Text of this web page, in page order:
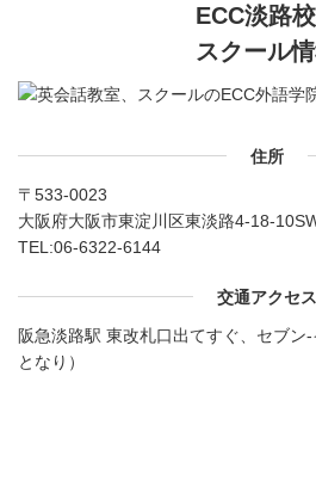
ECC淡路
スクール
住所
〒533-0023
大阪府大阪市東淀川区東淡路4-18-
TEL:06-6322-6144
交通アクセス
阪急淡路駅 東改札口出てすぐ、セブン
となり）